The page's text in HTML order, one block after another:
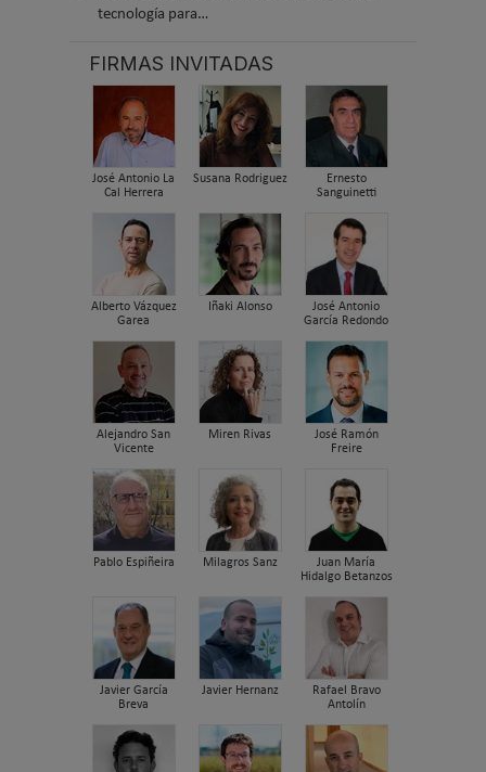
tecnología para…
FIRMAS INVITADAS
José Antonio La
Cal Herrera
Susana Rodriguez
Ernesto
Sanguinetti
Alberto Vázquez
Garea
Iñaki Alonso
José Antonio
García Redondo
Alejandro San
Vicente
Miren Rivas
José Ramón
Freire
Pablo Espiñeira Milagros Sanz
Juan María
Hidalgo Betanzos
Javier García
Breva
Javier Hernanz
Rafael Bravo
Antolín